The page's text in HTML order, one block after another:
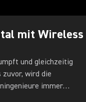
mit Wireless
und gleichzeitig
wird die
immer